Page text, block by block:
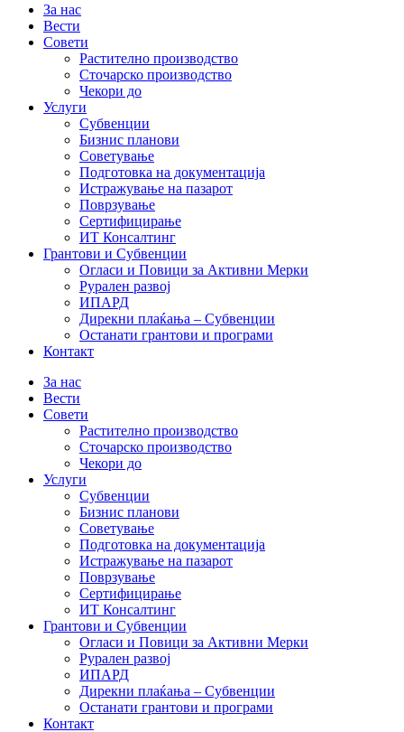
За нас
Вести
Совети
Растително производство
Сточарско производство
Чекори до
Услуги
Субвенции
Бизнис планови
Советување
Подготовка на документација
Истражување на пазарот
Поврзување
Сертифицирање
ИТ Консалтинг
Грантови и Субвенции
Огласи и Повици за Активни Мерки
Рурален развој
ИПАРД
Дирекни плаќања – Субвенции
Останати грантови и програми
Контакт
За нас
Вести
Совети
Растително производство
Сточарско производство
Чекори до
Услуги
Субвенции
Бизнис планови
Советување
Подготовка на документација
Истражување на пазарот
Поврзување
Сертифицирање
ИТ Консалтинг
Грантови и Субвенции
Огласи и Повици за Активни Мерки
Рурален развој
ИПАРД
Дирекни плаќања – Субвенции
Останати грантови и програми
Контакт